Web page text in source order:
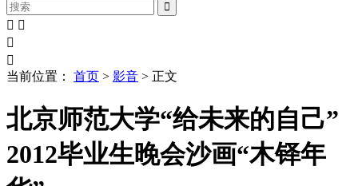

 


当前位置： 首页 > 影音 > 正文
北京师范大学“给未来的自己”
2012毕业生晚会沙画“木铎年